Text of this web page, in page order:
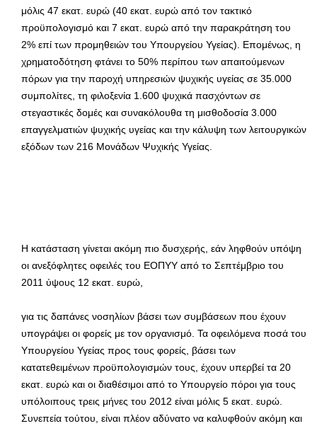
μόλις 47 εκατ. ευρώ (40 εκατ. ευρώ από τον τακτικό
προϋπολογισμό και 7 εκατ. ευρώ από την παρακράτηση του
2% επί των προμηθειών του Υπουργείου Υγείας). Επομένως, η
χρηματοδότηση φτάνει το 50% περίπου των απαιτούμενων
πόρων για την παροχή υπηρεσιών ψυχικής υγείας σε 35.000
συμπολίτες, τη φιλοξενία 1.600 ψυχικά πασχόντων σε
στεγαστικές δομές και συνακόλουθα τη μισθοδοσία 3.000
επαγγελματιών ψυχικής υγείας και την κάλυψη των λειτουργικών
εξόδων των 216 Μονάδων Ψυχικής Υγείας.
Η κατάσταση γίνεται ακόμη πιο δυσχερής, εάν ληφθούν υπόψη
οι ανεξόφλητες οφειλές του ΕΟΠΥΥ από το Σεπτέμβριο του
2011 ύψους 12 εκατ. ευρώ,
για τις δαπάνες νοσηλίων βάσει των συμβάσεων που έχουν
υπογράψει οι φορείς με τον οργανισμό. Τα οφειλόμενα ποσά του
Υπουργείου Υγείας προς τους φορείς, βάσει των
κατατεθειμένων προϋπολογισμών τους, έχουν υπερβεί τα 20
εκατ. ευρώ και οι διαθέσιμοι από το Υπουργείο πόροι για τους
υπόλοιπους τρεις μήνες του 2012 είναι μόλις 5 εκατ. ευρώ.
Συνεπεία τούτου, είναι πλέον αδύνατο να καλυφθούν ακόμη και